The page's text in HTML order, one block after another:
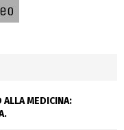
ALLA MEDICINA: